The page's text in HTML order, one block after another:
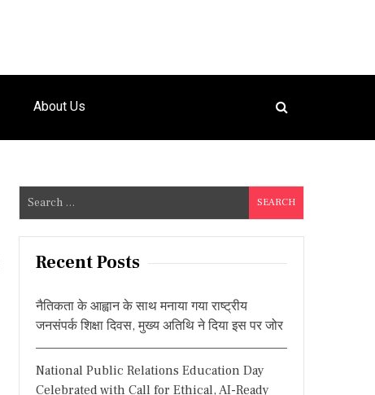
About Us
e
a
Recent Posts
नैतिकता के आह्वान के साथ मनाया गया राष्ट्रीय
जनसंपर्क शिक्षा दिवस, मुख्य अतिथि ने दिया इस पर जोर
National Public Relations Education Day
Celebrated with Call for Ethical, AI-Ready